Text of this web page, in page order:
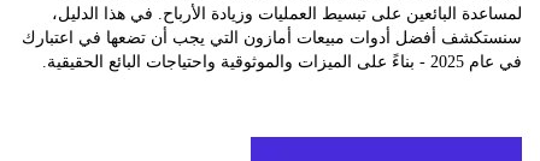
البائعين على تبسيط العمليات وزيادة الأرباح. في هذا الدليل،
أفضل أدوات مبيعات أمازون التي يجب أن تضعها في اعتبارك